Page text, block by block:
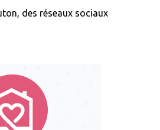
des réseaux sociaux